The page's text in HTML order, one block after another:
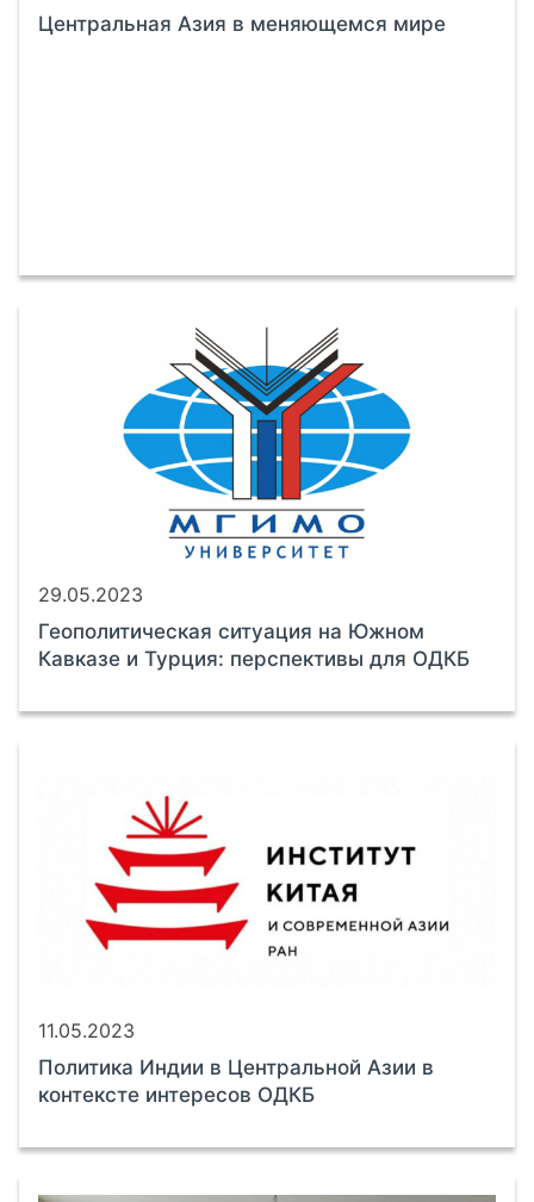
Центральная Азия в меняющемся мире
29.05.2023
Геополитическая ситуация на Южном
Кавказе и Турция: перспективы для ОДКБ
11.05.2023
Политика Индии в Центральной Азии в
контексте интересов ОДКБ